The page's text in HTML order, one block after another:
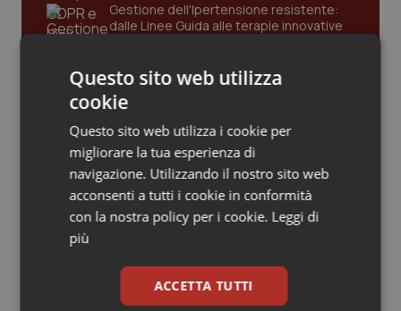
Marche
Piemonte
Provincia Autonoma di Bolzano
Provincia Autonoma di Trento
Puglia
Sardegna
Donna & Salute
HIV
Infezioni & Febbre
Ipertensione & Scompenso
Malattie rare
Malattia di Crohn & Rettocolite Ulcerosa
Gestione dell'Ipertensione resistente:
dalle Linee Guida alle terapie innovative
Leadership Infermieristica 2026: nuovi
modelli di responsabilità e autonomia
Leadership Medica 2026: guidare team
clinici ad alte prestazioni
AI e telemedicina nello studio
odontoiatrico: applicazioni concrete e
uso protetto
Questo sito web utilizza
cookie
Questo sito web utilizza i cookie per
migliorare la tua esperienza di
navigazione. Utilizzando il nostro sito web
acconsenti a tutti i cookie in conformità
con la nostra policy per i cookie. Leggi di
più
ACCETTA TUTTI